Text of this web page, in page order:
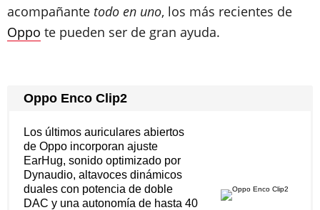
acompañante todo en uno, los más recientes de
Oppo te pueden ser de gran ayuda.
Oppo Enco Clip2
Los últimos auriculares abiertos
de Oppo incorporan ajuste
EarHug, sonido optimizado por
Dynaudio, altavoces dinámicos
duales con potencia de doble
DAC y una autonomía de hasta 40